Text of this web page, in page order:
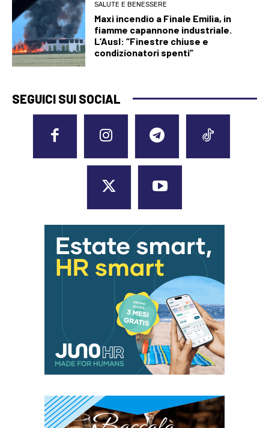
SALUTE E BENESSERE
Maxi incendio a Finale Emilia, in
fiamme capannone industriale.
L’Ausl: “Finestre chiuse e
condizionatori spenti”
SEGUICI SUI SOCIAL